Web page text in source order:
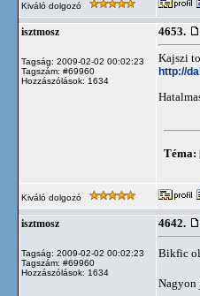
Kiváló dolgozó
isztmosz
Tagság: 2009-02-02 00:02:23
Tagszám: #69960
Hozzászólások: 1634
4653.
Kajszi
http://
Téma:
Kiváló dolgozó
isztmosz
Tagság: 2009-02-02 00:02:23
Tagszám: #69960
Hozzászólások: 1634
4642.
Bikfic
Nagyon